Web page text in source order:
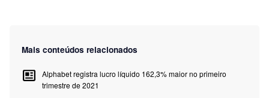
Mais conteúdos relacionados
Alphabet registra lucro líquido 162,3% maior no primeiro
trimestre de 2021